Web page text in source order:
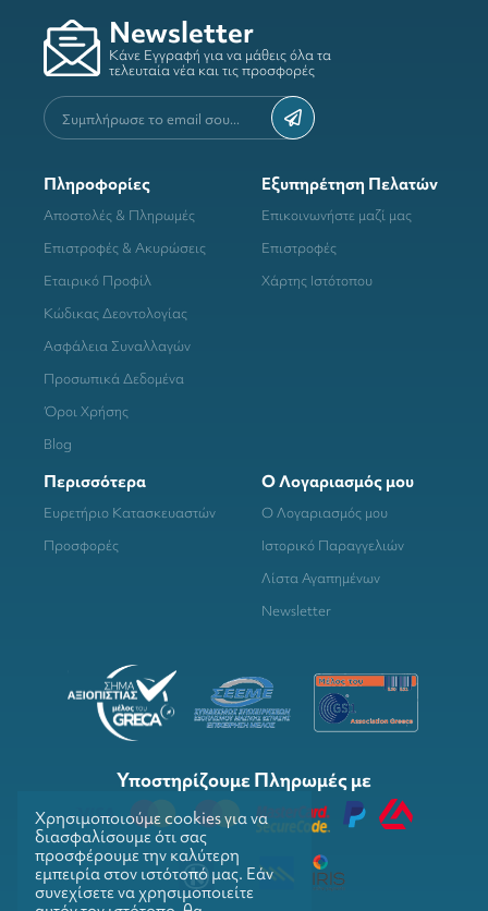
Newsletter
Κάνε Εγγραφή για να μάθεις όλα τα
τελευταία νέα και τις προσφορές
Πληροφορίες
Αποστολές & Πληρωμές
Επιστροφές & Ακυρώσεις
Εταιρικό Προφίλ
Κώδικας Δεοντολογίας
Ασφάλεια Συναλλαγών
Προσωπικά Δεδομένα
Όροι Χρήσης
Blog
Εξυπηρέτηση Πελατών
Επικοινωνήστε μαζί μας
Επιστροφές
Χάρτης Ιστότοπου
Περισσότερα
Ευρετήριο Κατασκευαστών
Προσφορές
Ο Λογαριασμός μου
Ο Λογαριασμός μου
Ιστορικό Παραγγελιών
Λίστα Αγαπημένων
Newsletter
Υποστηρίζουμε Πληρωμές με
Χρησιμοποιούμε cookies για να
διασφαλίσουμε ότι σας
προσφέρουμε την καλύτερη
εμπειρία στον ιστότοπό μας. Εάν
συνεχίσετε να χρησιμοποιείτε